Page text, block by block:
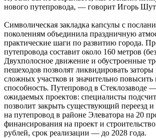
нового путепровода, — говорит Игорь
Символическая закладка капсулы с
поколениям объединила праздничную
практические шаги по развитию города.
путепровода составит около 160 метров
Двухполосное движение и обустроенные
пешеходов позволят ликвидировать
сложных участков и значительно
способность. Путепровод в Стеклозаводе
ожидаемых проектов: специалисты
позволит закрыть существующий переезд и
на путепровод в районе Элеватора на 20
финансирования на проект и
рублей, срок реализации — до 2028 года.